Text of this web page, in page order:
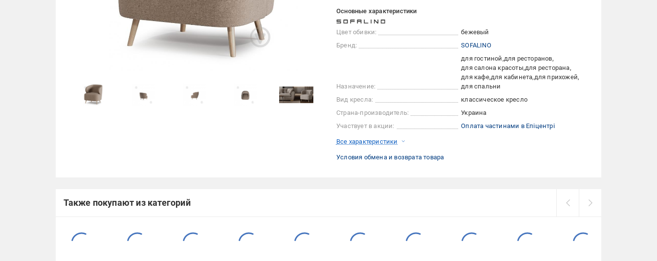
Основные характеристики
Цвет обивки:
бежевый
Бренд:
SOFALINO
Назначение:
для гостиной для ресторанов
для салона красоты для ресторана
для кафе для кабинета для прихожей
для спальни
Вид кресла:
классическое кресло
Страна-производитель:
Украина
Участвует в акции:
Оплата частинами в Епіцентрі
Все характеристики
Условия обмена и возврата товара
Также покупают из категорий